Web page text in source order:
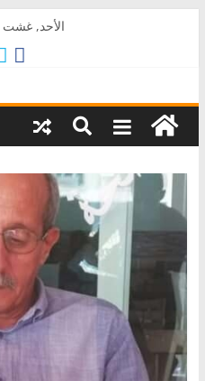
الأحد, غشت 9, 2026
AkalPress
منبر
المغرب